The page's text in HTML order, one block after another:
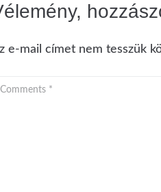
e-mail címet nem tesszük